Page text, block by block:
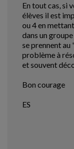
En tout cas, si
élèves il est
ou 4 en
dans un
se prennent au
problème à
et souvent
Bon courage
ES